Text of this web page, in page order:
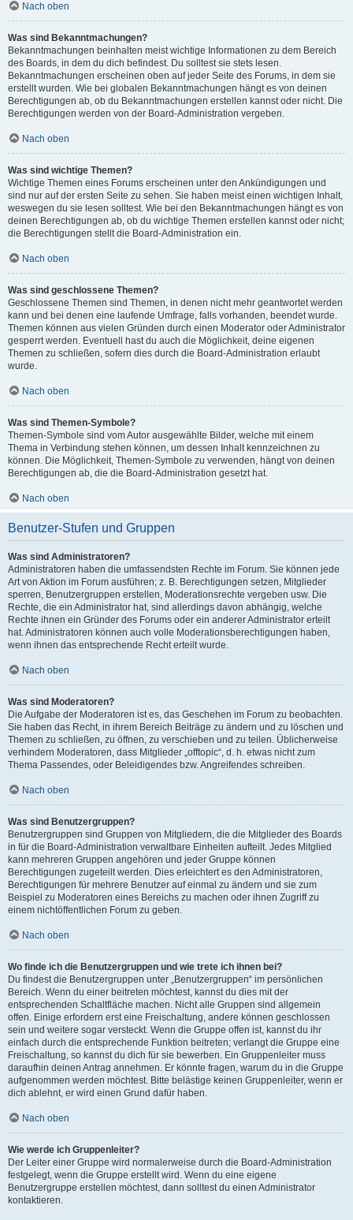
Nach oben
Was sind Bekanntmachungen?
Bekanntmachungen beinhalten meist wichtige Informationen zu dem Bereich
des Boards, in dem du dich befindest. Du solltest sie stets lesen.
Bekanntmachungen erscheinen oben auf jeder Seite des Forums, in dem sie
erstellt wurden. Wie bei globalen Bekanntmachungen hängt es von deinen
Berechtigungen ab, ob du Bekanntmachungen erstellen kannst oder nicht. Die
Berechtigungen werden von der Board-Administration vergeben.
Nach oben
Was sind wichtige Themen?
Wichtige Themen eines Forums erscheinen unter den Ankündigungen und
sind nur auf der ersten Seite zu sehen. Sie haben meist einen wichtigen Inhalt,
weswegen du sie lesen solltest. Wie bei den Bekanntmachungen hängt es von
deinen Berechtigungen ab, ob du wichtige Themen erstellen kannst oder nicht;
die Berechtigungen stellt die Board-Administration ein.
Nach oben
Was sind geschlossene Themen?
Geschlossene Themen sind Themen, in denen nicht mehr geantwortet werden
kann und bei denen eine laufende Umfrage, falls vorhanden, beendet wurde.
Themen können aus vielen Gründen durch einen Moderator oder Administrator
gesperrt werden. Eventuell hast du auch die Möglichkeit, deine eigenen
Themen zu schließen, sofern dies durch die Board-Administration erlaubt
wurde.
Nach oben
Was sind Themen-Symbole?
Themen-Symbole sind vom Autor ausgewählte Bilder, welche mit einem
Thema in Verbindung stehen können, um dessen Inhalt kennzeichnen zu
können. Die Möglichkeit, Themen-Symbole zu verwenden, hängt von deinen
Berechtigungen ab, die die Board-Administration gesetzt hat.
Nach oben
Benutzer-Stufen und Gruppen
Was sind Administratoren?
Administratoren haben die umfassendsten Rechte im Forum. Sie können jede
Art von Aktion im Forum ausführen; z. B. Berechtigungen setzen, Mitglieder
sperren, Benutzergruppen erstellen, Moderationsrechte vergeben usw. Die
Rechte, die ein Administrator hat, sind allerdings davon abhängig, welche
Rechte ihnen ein Gründer des Forums oder ein anderer Administrator erteilt
hat. Administratoren können auch volle Moderationsberechtigungen haben,
wenn ihnen das entsprechende Recht erteilt wurde.
Nach oben
Was sind Moderatoren?
Die Aufgabe der Moderatoren ist es, das Geschehen im Forum zu beobachten.
Sie haben das Recht, in ihrem Bereich Beiträge zu ändern und zu löschen und
Themen zu schließen, zu öffnen, zu verschieben und zu teilen. Üblicherweise
verhindern Moderatoren, dass Mitglieder „offtopic“, d. h. etwas nicht zum
Thema Passendes, oder Beleidigendes bzw. Angreifendes schreiben.
Nach oben
Was sind Benutzergruppen?
Benutzergruppen sind Gruppen von Mitgliedern, die die Mitglieder des Boards
in für die Board-Administration verwaltbare Einheiten aufteilt. Jedes Mitglied
kann mehreren Gruppen angehören und jeder Gruppe können
Berechtigungen zugeteilt werden. Dies erleichtert es den Administratoren,
Berechtigungen für mehrere Benutzer auf einmal zu ändern und sie zum
Beispiel zu Moderatoren eines Bereichs zu machen oder ihnen Zugriff zu
einem nichtöffentlichen Forum zu geben.
Nach oben
Wo finde ich die Benutzergruppen und wie trete ich ihnen bei?
Du findest die Benutzergruppen unter „Benutzergruppen“ im persönlichen
Bereich. Wenn du einer beitreten möchtest, kannst du dies mit der
entsprechenden Schaltfläche machen. Nicht alle Gruppen sind allgemein
offen. Einige erfordern erst eine Freischaltung, andere können geschlossen
sein und weitere sogar versteckt. Wenn die Gruppe offen ist, kannst du ihr
einfach durch die entsprechende Funktion beitreten; verlangt die Gruppe eine
Freischaltung, so kannst du dich für sie bewerben. Ein Gruppenleiter muss
daraufhin deinen Antrag annehmen. Er könnte fragen, warum du in die Gruppe
aufgenommen werden möchtest. Bitte belästige keinen Gruppenleiter, wenn er
dich ablehnt, er wird einen Grund dafür haben.
Nach oben
Wie werde ich Gruppenleiter?
Der Leiter einer Gruppe wird normalerweise durch die Board-Administration
festgelegt, wenn die Gruppe erstellt wird. Wenn du eine eigene
Benutzergruppe erstellen möchtest, dann solltest du einen Administrator
kontaktieren.